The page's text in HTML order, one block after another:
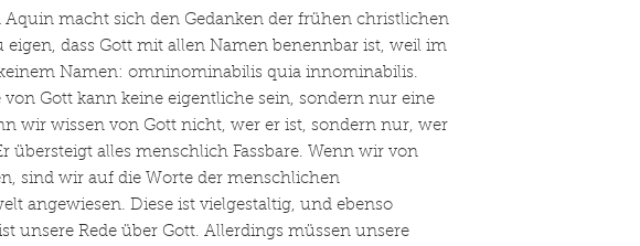
Aquin macht sich den Gedanken der frühen christlichen
eigen, dass Gott mit allen Namen benennbar ist, weil im
Namen: omninominabilis quia innominabilis.
von Gott kann keine eigentliche sein, sondern nur eine
wir wissen von Gott nicht, wer er ist, sondern nur, wer
übersteigt alles menschlich Fassbare. Wenn wir von
sind wir auf die Worte der menschlichen
angewiesen. Diese ist vielgestaltig, und ebenso
unsere Rede über Gott. Allerdings müssen unsere